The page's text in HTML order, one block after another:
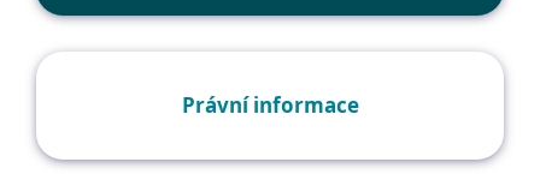
Právní informace